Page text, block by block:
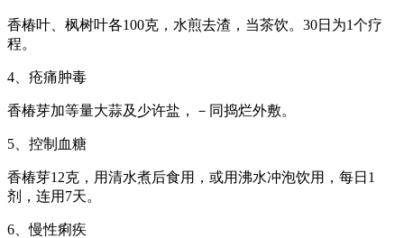
香椿叶、枫树叶各100克，水煎去渣，当茶饮。30日为1个疗
程。
4、疮痛肿毒
香椿芽加等量大蒜及少许盐，－同捣烂外敷。
5、控制血糖
香椿芽12克，用清水煮后食用，或用沸水冲泡饮用，每日1
剂，连用7天。
6、慢性痢疾